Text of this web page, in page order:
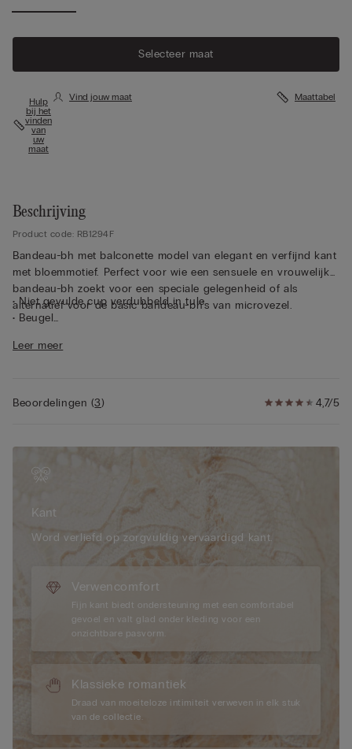
Selecteer maat
Hulp
bij het
vinden
van
uw
maat
Vind jouw maat Maattabel
Beschrijving
Product code: RB1294F
Bandeau-bh met balconette model van elegant en verfijnd kant
met bloemmotief. Perfect voor wie een sensuele en vrouwelijke
bandeau-bh zoekt voor een speciale gelegenheid of als
alternatief voor de basic bandeau-bh's van microvezel.
• Niet gevulde cup verdubbeld in tule
• Beugel
• Siliconen tape op het decolleté van de cup
• Volledig verstelbare verwijderbare elastische
• Natuurlijk effect
Leer meer
4,7/5
Beoordelingen (3)
Kant
Word verliefd op zorgvuldig vervaardigd kant.
Verwencomfort
Fijn kant biedt ondersteuning met een comfortabel
gevoel en valt glad onder kleding voor een
onzichtbare pasvorm.
Klassieke romantiek
Draad van moeiteloze intimiteit verweven in elk stuk
van de collectie.